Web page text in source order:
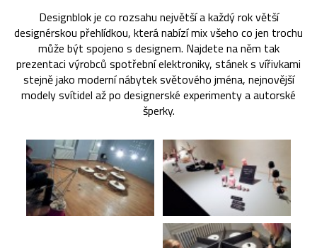
Designblok je co rozsahu největší a každý rok větší
designérskou přehlídkou, která nabízí mix všeho co jen trochu
může být spojeno s designem. Najdete na něm tak
prezentaci výrobců spotřební elektroniky, stánek s vířivkami
stejně jako moderní nábytek světového jména, nejnovější
modely svítidel až po designerské experimenty a autorské
šperky.